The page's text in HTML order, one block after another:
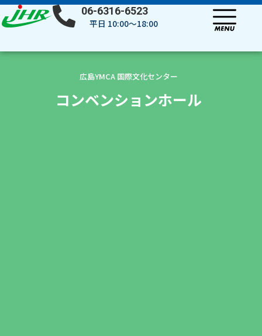
内
容
キ
06-6316-6523
平日 10:00～18:00
広島YMCA 国際文化センター
コンベンションホール